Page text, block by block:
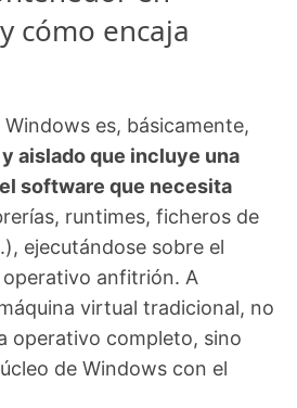
cómo encaja
es, básicamente,
aislado que incluye una
software que necesita
runtimes, ficheros de
ejecutándose sobre el
anfitrión. A
virtual tradicional, no
operativo completo, sino
de Windows con el